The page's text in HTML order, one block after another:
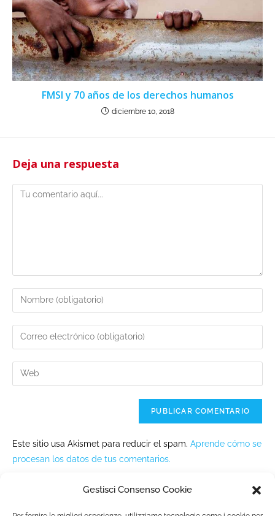
Gestisci Consenso Cookie
FMSI y 70 años de los derechos humanos
diciembre 10, 2018
Deja una respuesta
Este sitio usa Akismet para reducir el spam. Aprende cómo se
procesan los datos de tus comentarios.